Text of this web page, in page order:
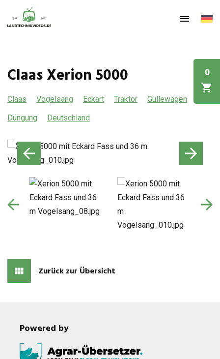
0
Claas Xerion 5000
Claas Vogelsang Eckart Traktor
Güllewagen
Düngung
Deutschland
Zurück zur Übersicht
Powered by